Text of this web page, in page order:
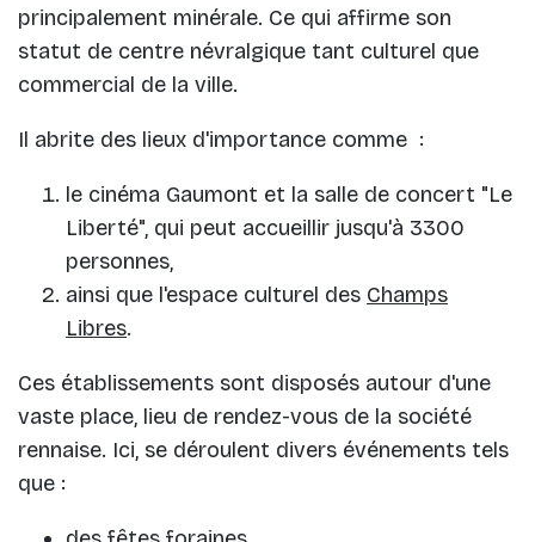
principalement minérale. Ce qui affirme son
statut de centre névralgique tant culturel que
commercial de la ville.
Il abrite des lieux d'importance comme :
le cinéma Gaumont et la salle de concert "Le
Liberté", qui peut accueillir jusqu'à 3300
personnes,
ainsi que l'espace culturel des Champs
Libres.
Ces établissements sont disposés autour d'une
vaste place, lieu de rendez-vous de la société
rennaise. Ici, se déroulent divers événements tels
que :